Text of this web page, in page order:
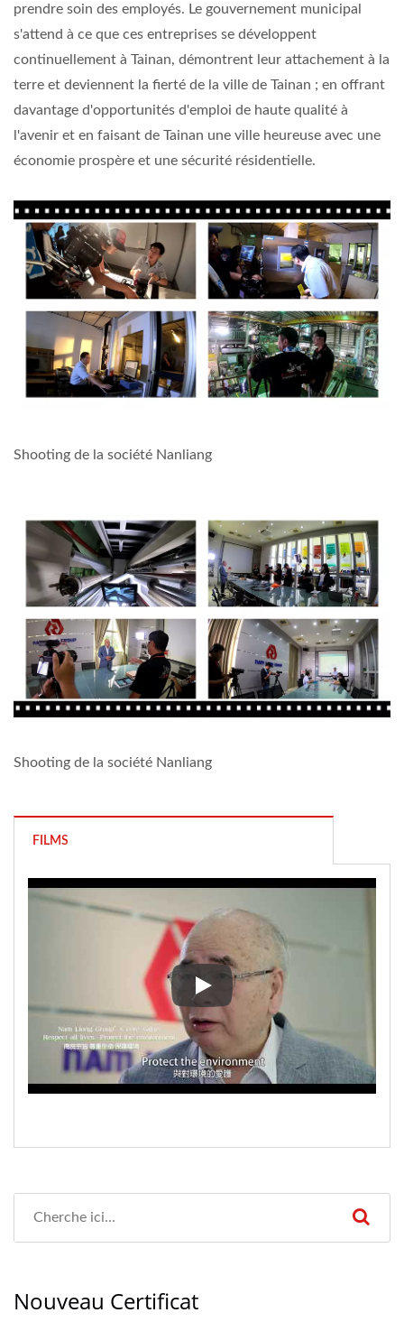
prendre soin des employés. Le gouvernement municipal
s'attend à ce que ces entreprises se développent
continuellement à Tainan, démontrent leur attachement à la
terre et deviennent la fierté de la ville de Tainan ; en offrant
davantage d'opportunités d'emploi de haute qualité à
l'avenir et en faisant de Tainan une ville heureuse avec une
économie prospère et une sécurité résidentielle.
Shooting de la société Nanliang
Shooting de la société Nanliang
FILMS
2018.11 Le groupe Nam Liong
Nouveau Certificat